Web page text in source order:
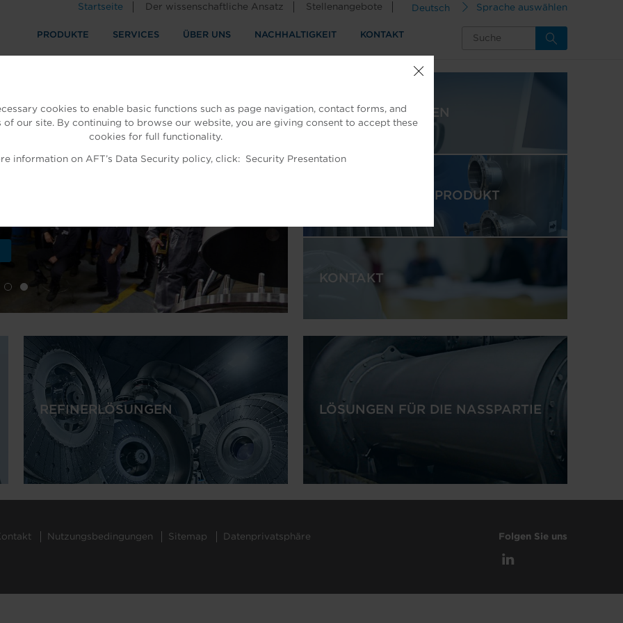
Deutsch Sprache auswählen
Startseite Der wissenschaftliche Ansatz Stellenangebote
PRODUKTE SERVICES ÜBER UNS NACHHALTIGKEIT KONTAKT
AFT-NACHRICHTEN
VORGESTELLTES PRODUKT
KONTAKT
REFINERLÖSUNGEN LÖSUNGEN FÜR DIE NASSPARTIE
cookies to enable basic functions such as page navigation, contact forms, and
of our site. By continuing to browse our website, you are giving consent to accept these
cookies for full functionality.
information on AFT’s Data Security policy, click: Security Presentation
Nutzungsbedingungen Sitemap Datenprivatsphäre Folgen Sie uns